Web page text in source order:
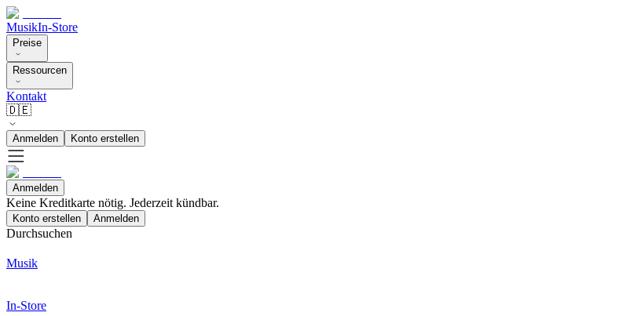
MusikIn-Store
Preise
Ressourcen
Kontakt
🇩🇪
Anmelden Konto erstellen
Anmelden
Keine Kreditkarte nötig. Jederzeit kündbar.
Konto erstellen Anmelden
Durchsuchen
Musik
In-Store